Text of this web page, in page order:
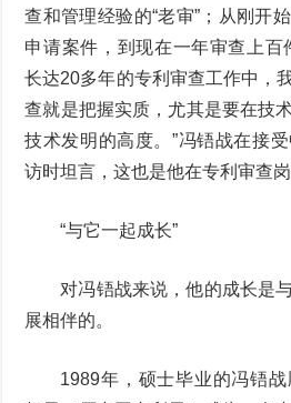
查和管理经验的“老审”；从刚开
申请案件，到现在一年审查上
长达20多年的专利审查工作中，
查就是把握实质，尤其是要在技
技术发明的高度。”冯铻战在接
访时坦言，这也是他在专利审查岗
“与它一起成长”
对冯铻战来说，他的成长是
展相伴的。
1989年，硕士毕业的冯铻